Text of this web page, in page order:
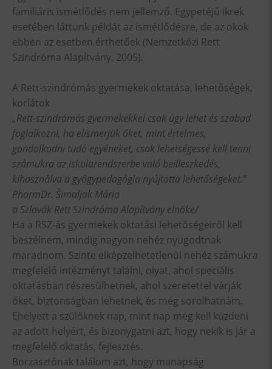
familiáris ismétlődés nem jellemző. Egypetéjű ikrek
esetében láttunk példát az ismétlődésre, de az okok
ebben az esetben érthetőek (Nemzetközi Rett
Szindróma Alapítvány, 2005).
A Rett-szindrómás gyermekek oktatása, lehetőségek,
korlátok
„Rett-szindrómás gyermekekkel csak úgy lehet és szabad
foglalkozni, ha elismerjük őket, mint értelmes,
gondolkodni tudó egyéneket, csak lehetségessé kell tenni
számukra az iskolarendszerbe való beilleszkedés,
kihasználva a gyógypedagógia nyújtotta lehetőségeket.”
PharmDr. Šimaljak Mária
a Szlovák Rett Szindróma Alapítvány elnöke/
Ha a RSZ-ás gyermekek oktatási lehetőségeiről kell
beszélnem, mindig nagyon nehéz nyugodtnak
maradnom. Szinte elképzelhetetlenül nehéz számukra
megfelelő intézményt találni, olyat, ahol speciális
oktatásban részesülhetnek, ahol szeretettel várják
őket, biztonságban lehetnek, és még sorolhatnám.
Ehelyett a szülőknek nap, mint nap meg kell küzdeni
az adott helyért, és bizonygatni azt, hogy nekik is jár a
megfelelő oktatás, fejlesztés.
Borzasztónak találom azt, hogy manapság